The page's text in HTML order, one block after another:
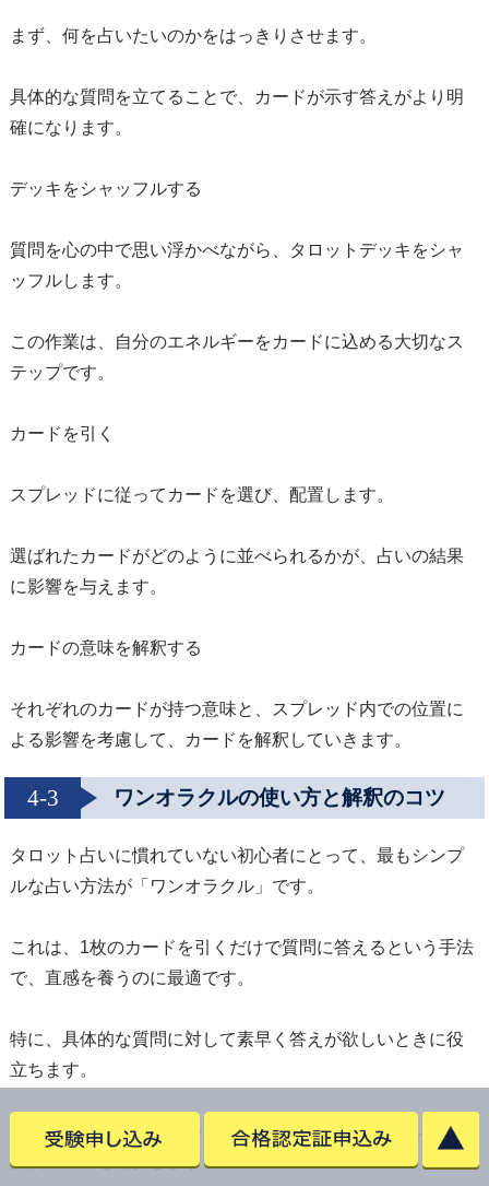
まず、何を占いたいのかをはっきりさせます。
具体的な質問を立てることで、カードが示す答えがより明
確になります。
デッキをシャッフルする
質問を心の中で思い浮かべながら、タロットデッキをシャ
ッフルします。
この作業は、自分のエネルギーをカードに込める大切なス
テップです。
カードを引く
スプレッドに従ってカードを選び、配置します。
選ばれたカードがどのように並べられるかが、占いの結果
に影響を与えます。
カードの意味を解釈する
それぞれのカードが持つ意味と、スプレッド内での位置に
よる影響を考慮して、カードを解釈していきます。
4-3 ワンオラクルの使い方と解釈のコツ
タロット占いに慣れていない初心者にとって、最もシンプ
ルな占い方法が「ワンオラクル」です。
これは、1枚のカードを引くだけで質問に答えるという手法
で、直感を養うのに最適です。
特に、具体的な質問に対して素早く答えが欲しいときに役
立ちます。
ここでは、ワンオラクルを効果的に使うためのポイントと
解釈のコツを紹介します。